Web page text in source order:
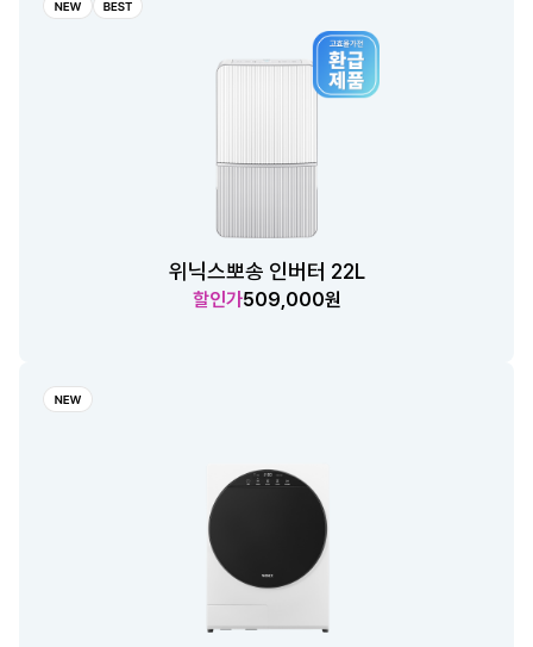
위닉스뽀송 인버터 22L
할인가509,000원